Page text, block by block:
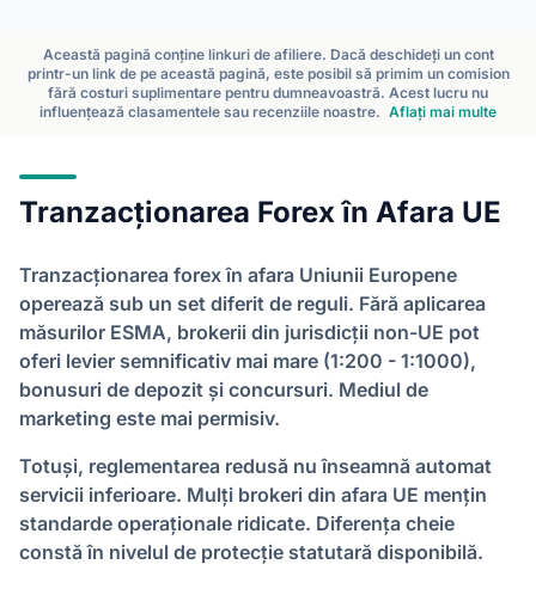
Această pagină conține linkuri de afiliere. Dacă deschideți un cont
printr-un link de pe această pagină, este posibil să primim un comision
fără costuri suplimentare pentru dumneavoastră. Acest lucru nu
influențează clasamentele sau recenziile noastre. Aflați mai multe
Tranzacționarea Forex în Afara UE
Tranzacționarea forex în afara Uniunii Europene
operează sub un set diferit de reguli. Fără aplicarea
măsurilor ESMA, brokerii din jurisdicții non-UE pot
oferi levier semnificativ mai mare (1:200 - 1:1000),
bonusuri de depozit și concursuri. Mediul de
marketing este mai permisiv.
Totuși, reglementarea redusă nu înseamnă automat
servicii inferioare. Mulți brokeri din afara UE mențin
standarde operaționale ridicate. Diferența cheie
constă în nivelul de protecție statutară disponibilă.